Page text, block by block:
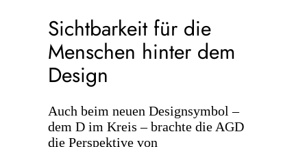
Sichtbarkeit für die
Menschen hinter dem
Design
Auch beim neuen Designsymbol –
dem D im Kreis – brachte die AGD
die Perspektive von